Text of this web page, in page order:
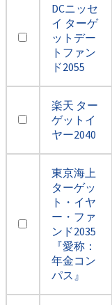
DCニッセ
イ ターゲ
ットデー
トファン
ド2055
楽天 ター
ゲットイ
ヤー2040
東京海上
ターゲッ
ト・イヤ
ー・ファ
ンド2035
『愛称：
年金コン
パス』